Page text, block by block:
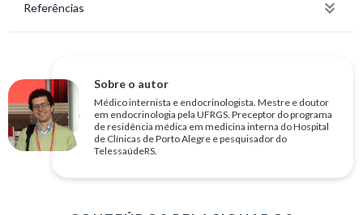
Referências
Sobre o autor
Médico internista e endocrinologista. Mestre e doutor
em endocrinologia pela UFRGS. Preceptor do programa
de residência médica em medicina interna do Hospital
de Clínicas de Porto Alegre e pesquisador do
TelessaúdeRS.